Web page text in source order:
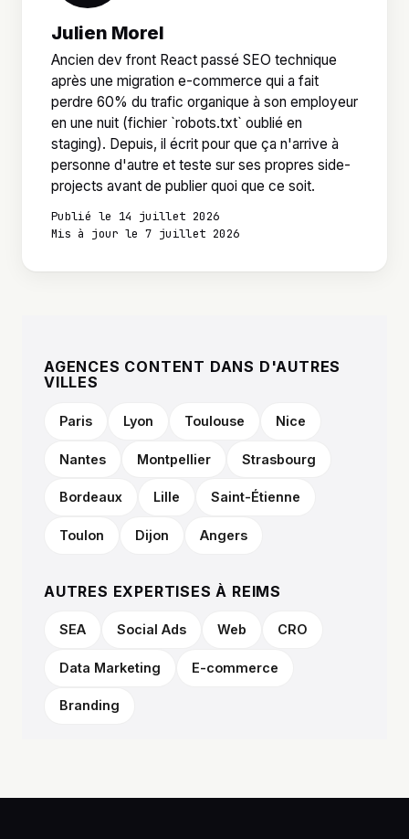
Julien Morel
Ancien dev front React passé SEO technique
après une migration e-commerce qui a fait
perdre 60% du trafic organique à son employeur
en une nuit (fichier `robots.txt` oublié en
staging). Depuis, il écrit pour que ça n'arrive à
personne d'autre et teste sur ses propres side-
projects avant de publier quoi que ce soit.
Publié le 14 juillet 2026
Mis à jour le 7 juillet 2026
AGENCES CONTENT DANS D'AUTRES
VILLES
Paris Lyon Toulouse Nice
Nantes Montpellier Strasbourg
Bordeaux Lille Saint-Étienne
Toulon Dijon Angers
AUTRES EXPERTISES À REIMS
SEA Social Ads Web CRO
Data Marketing E-commerce
Branding